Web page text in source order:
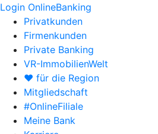
Login OnlineBanking
Privatkunden
Firmenkunden
Private Banking
VR-ImmobilienWelt
♥ für die Region
Mitgliedschaft
#OnlineFiliale
Meine Bank